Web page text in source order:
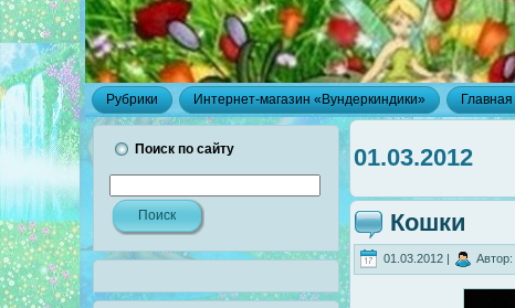
Рубрики Интернет-магазин «Вундеркиндики» Главная
Поиск по сайту 01.03.2012
Кошки
01.03.2012 | Автор: